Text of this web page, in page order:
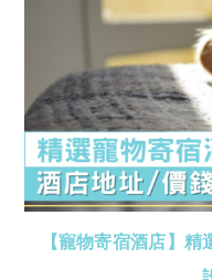
【寵物寄宿酒店】